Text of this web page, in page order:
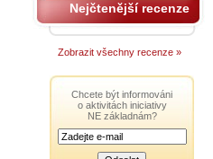
Nejčtenější recenze
Zobrazit všechny recenze »
Chcete být informováni
o aktivitách iniciativy
NE základnám?